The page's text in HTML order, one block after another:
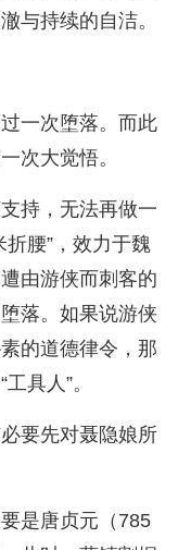
与持续的自洁。
一次堕落。而此
次大觉悟。
持，无法再做一
腰”，效力于魏
由游侠而刺客的
落。如果说游侠
的道德律令，那
具人”。
要先对聂隐娘所
是唐贞元（785